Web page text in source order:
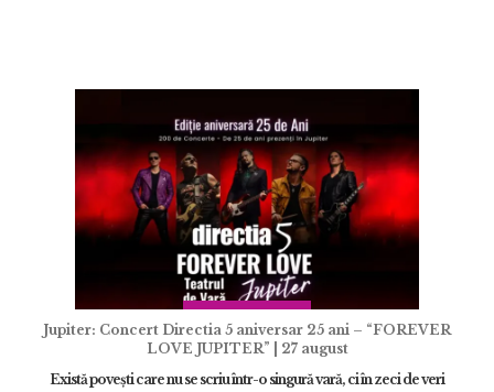
Jupiter: Concert Directia 5 aniversar 25 ani – “FOREVER
LOVE JUPITER” | 27 august
Există povești care nu se scriu într-o singură vară, ci în zeci de veri